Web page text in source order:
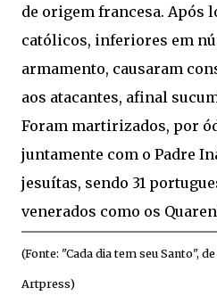
de origem francesa. Após
católicos, inferiores em
armamento, causaram
aos atacantes, afinal
Foram martirizados, por
juntamente com o Padre
jesuítas, sendo 31
venerados como os
(Fonte: "Cada dia tem seu Santo",
Artpress)